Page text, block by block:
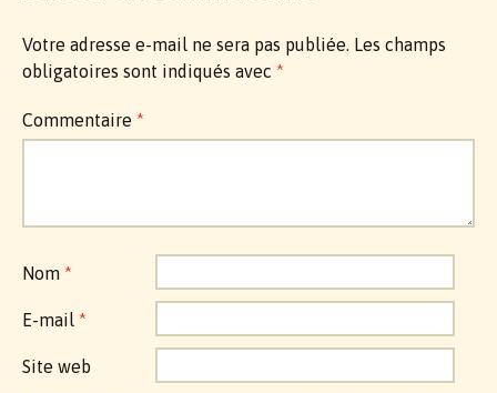
Votre adresse e-mail ne sera pas publiée. Les champs
obligatoires sont indiqués avec *
Commentaire *
Nom *
E-mail *
Site web